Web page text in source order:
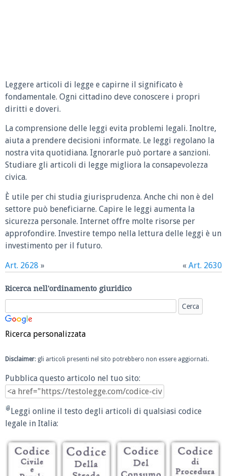
Leggere articoli di legge e capirne il significato è
fondamentale. Ogni cittadino deve conoscere i propri
diritti e doveri.
La comprensione delle leggi evita problemi legali. Inoltre,
aiuta a prendere decisioni informate. Le leggi regolano la
nostra vita quotidiana. Ignorarle può portare a sanzioni.
Studiare gli articoli di legge migliora la consapevolezza
civica.
È utile per chi studia giurisprudenza. Anche chi non è del
settore può beneficiarne. Capire le leggi aumenta la
sicurezza personale. Internet offre molte risorse per
approfondire. Investire tempo nella lettura delle leggi è un
investimento per il futuro.
Art. 2628 » « Art. 2630
Ricerca nell'ordinamento giuridico
Ricerca personalizzata
Disclaimer: gli articoli presenti nel sito potrebbero non essere aggiornati.
Pubblica questo articolo nel tuo sito:
Leggi online il testo degli articoli di qualsiasi codice
legale in Italia: